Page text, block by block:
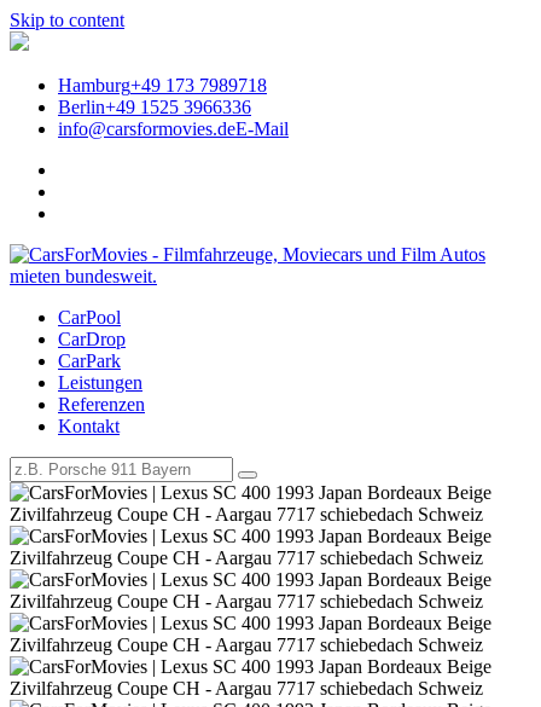
Skip to content
Hamburg+49 173 7989718
Berlin+49 1525 3966336
info@carsformovies.deE-Mail
Legendäre Filmautos für Events
mieten | CarsForMovies –
Filmautos, Filmfahrzeuge und
Oldtimer mieten
CarPool
CarDrop
CarPark
Leistungen
Referenzen
Kontakt